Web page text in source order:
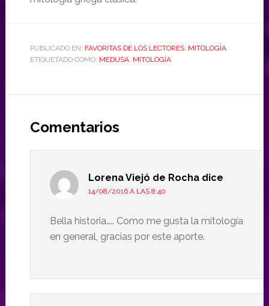
PUBLICADO EN: FAVORITAS DE LOS LECTORES, MITOLOGÍA
ETIQUETADO COMO: MEDUSA, MITOLOGÍA
Comentarios
Lorena Viejó de Rocha dice
14/08/2016 A LAS 8:40
Bella historia….. Como me gusta la mitología
en general, gracias por este aporte.